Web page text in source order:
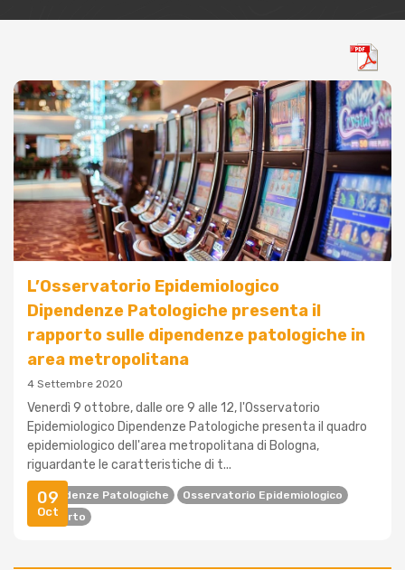
09
Oct
L’Osservatorio Epidemiologico
Dipendenze Patologiche presenta il
rapporto sulle dipendenze patologiche in
area metropolitana
4 Settembre 2020
Venerdì 9 ottobre, dalle ore 9 alle 12, l'Osservatorio
Epidemiologico Dipendenze Patologiche presenta il quadro
epidemiologico dell'area metropolitana di Bologna,
riguardante le caratteristiche di t...
Dipendenze Patologiche
Osservatorio Epidemiologico
Rapporto